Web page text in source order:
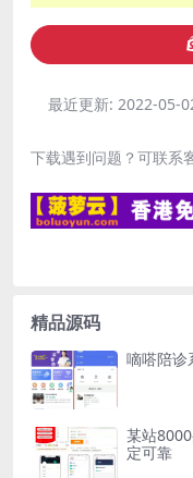
最近更新: 2022-05-
下载遇到问题？可联系
精品源码
嘀嗒陪诊
某站
定可靠